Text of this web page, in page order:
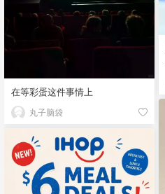
在等彩蛋这件事情上
丸子脑袋